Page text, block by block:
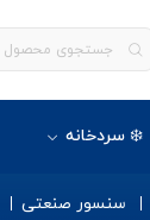
❄️ سردخانه
سنسور صنعتی